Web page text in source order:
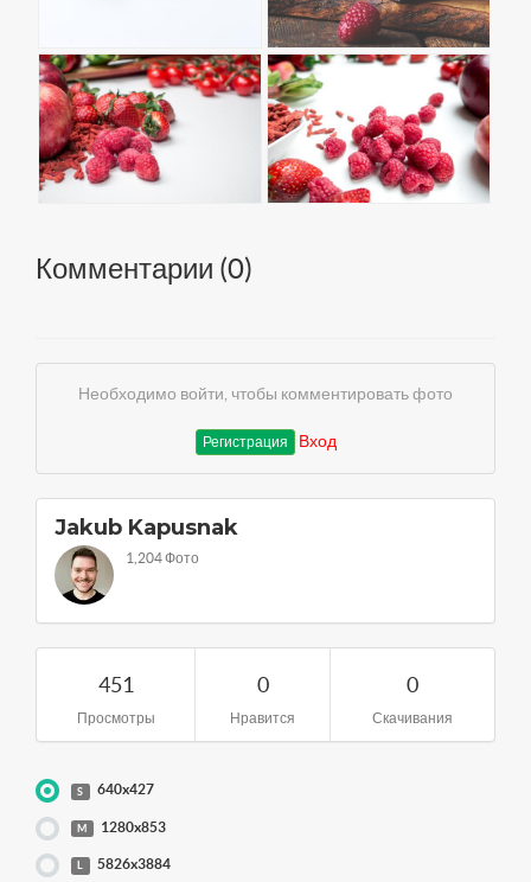
Комментарии (0)
Необходимо войти, чтобы комментировать фото
Регистрация Вход
Jakub Kapusnak
1,204 Фото
451
Просмотры
0
Нравится
0
Скачивания
S 640x427
M 1280x853
L 5826x3884